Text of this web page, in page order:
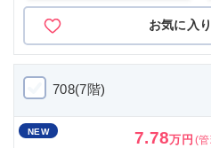
お気に入
708(7階)
NEW 7.78万円 (